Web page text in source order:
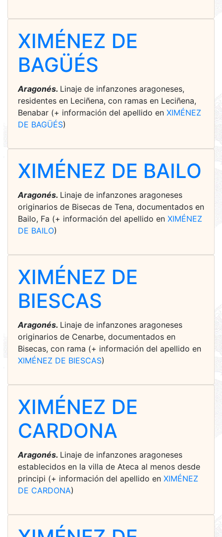
XIMÉNEZ DE
BAGÜÉS
Aragonés. Linaje de infanzones aragoneses,
residentes en Leciñena, con ramas en Leciñena,
Benabar (+ información del apellido en XIMÉNEZ
DE BAGÜÉS)
XIMÉNEZ DE BAILO
Aragonés. Linaje de infanzones aragoneses
originarios de Bisecas de Tena, documentados en
Bailo, Fa (+ información del apellido en XIMÉNEZ
DE BAILO)
XIMÉNEZ DE
BIESCAS
Aragonés. Linaje de infanzones aragoneses
originarios de Cenarbe, documentados en
Bisecas, con rama (+ información del apellido en
XIMÉNEZ DE BIESCAS)
XIMÉNEZ DE
CARDONA
Aragonés. Linaje de infanzones aragoneses
establecidos en la villa de Ateca al menos desde
principi (+ información del apellido en XIMÉNEZ
DE CARDONA)